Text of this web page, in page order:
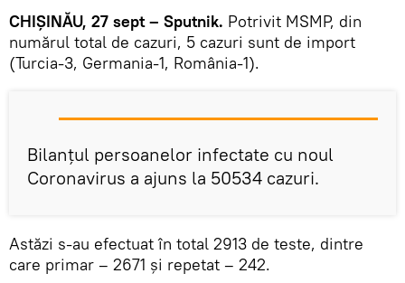
CHIȘINĂU, 27 sept – Sputnik. Potrivit MSMP, din
numărul total de cazuri, 5 cazuri sunt de import
(Turcia-3, Germania-1, România-1).
Bilanțul persoanelor infectate cu noul
Coronavirus a ajuns la 50534 cazuri.
Astăzi s-au efectuat în total 2913 de teste, dintre
care primar – 2671 şi repetat – 242.